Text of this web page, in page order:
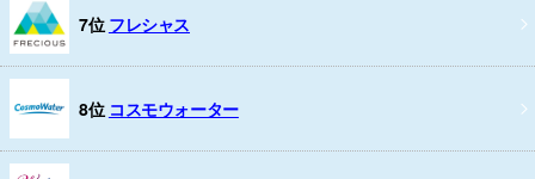
7位 フレシャス
8位 コスモウォーター